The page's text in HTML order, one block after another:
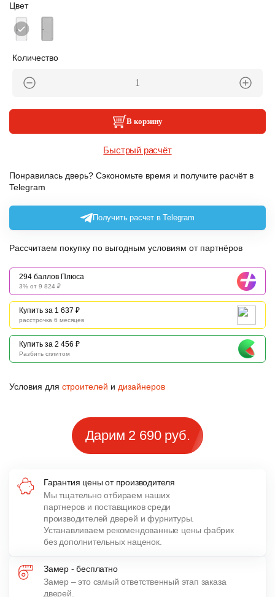
Цвет
Количество
В корзину
Быстрый расчёт
Понравилась дверь? Сэкономьте время и получите расчёт в
Telegram
Получить расчет в Telegram
Рассчитаем покупку по выгодным условиям от партнёров
294 баллов Плюса
3% от 9 824 ₽
Купить за 1 637 ₽
расстрочка 6 месяцев
Купить за 2 456 ₽
Разбить сплитом
Условия для строителей и дизайнеров
Дарим 2 690 руб.
Гарантия цены от производителя
Мы тщательно отбираем наших
партнеров и поставщиков среди
производителей дверей и фурнитуры.
Устанавливаем рекомендованные цены фабрик
без дополнительных наценок.
Замер - бесплатно
Замер – это самый ответственный этап заказа
дверей.